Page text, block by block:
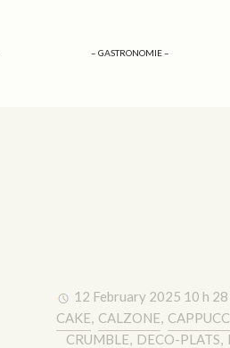
– GASTRONOMIE –
12 February 2025 10 h
CAKE, CALZONE,
CRUMBLE, DECO-PLATS,